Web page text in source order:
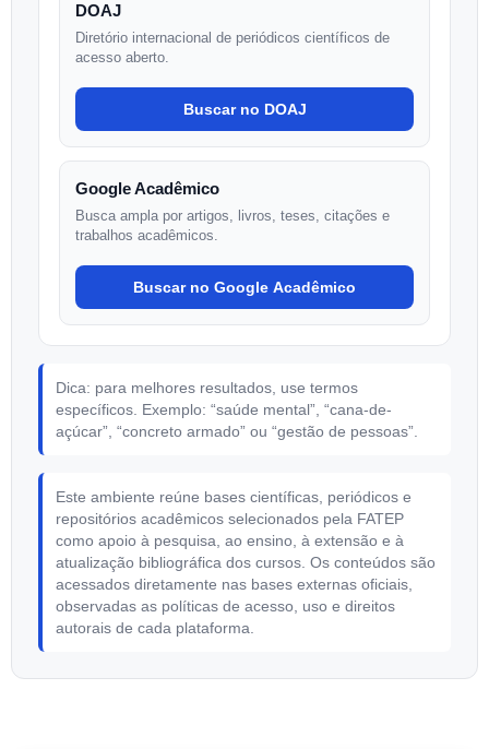
DOAJ
Diretório internacional de periódicos científicos de
acesso aberto.
Buscar no DOAJ
Google Acadêmico
Busca ampla por artigos, livros, teses, citações e
trabalhos acadêmicos.
Buscar no Google Acadêmico
Dica: para melhores resultados, use termos
específicos. Exemplo: “saúde mental”, “cana-de-
açúcar”, “concreto armado” ou “gestão de pessoas”.
Este ambiente reúne bases científicas, periódicos e
repositórios acadêmicos selecionados pela FATEP
como apoio à pesquisa, ao ensino, à extensão e à
atualização bibliográfica dos cursos. Os conteúdos são
acessados diretamente nas bases externas oficiais,
observadas as políticas de acesso, uso e direitos
autorais de cada plataforma.